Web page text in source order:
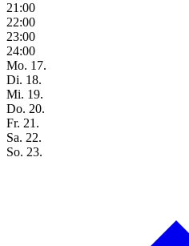
21:00
22:00
23:00
24:00
Mo. 17.
Di. 18.
Mi. 19.
Do. 20.
Fr. 21.
Sa. 22.
So. 23.